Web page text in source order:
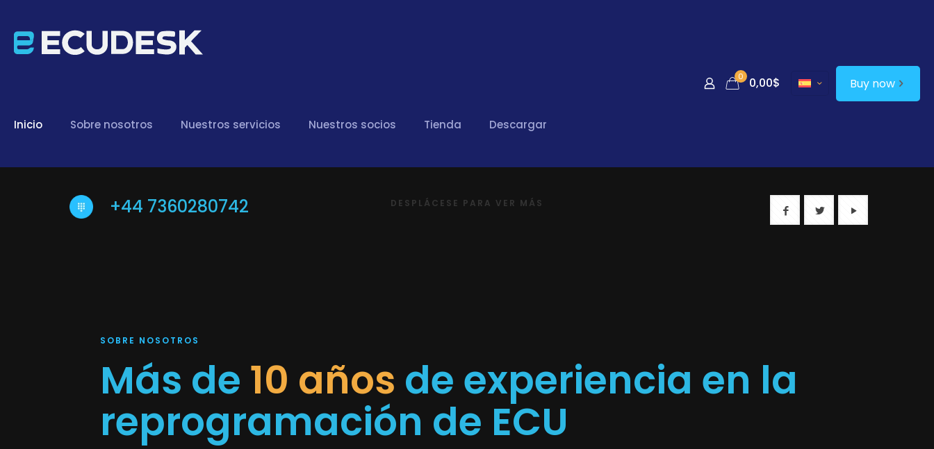
Inicio Sobre nosotros Nuestros servicios Nuestros socios Tienda Descargar
0 0,00$ Buy now
+44 7360280742 DESPLÁCESE PARA VER MÁS
SOBRE NOSOTROS
Más de 10 años de experiencia en la
reprogramación de ECU